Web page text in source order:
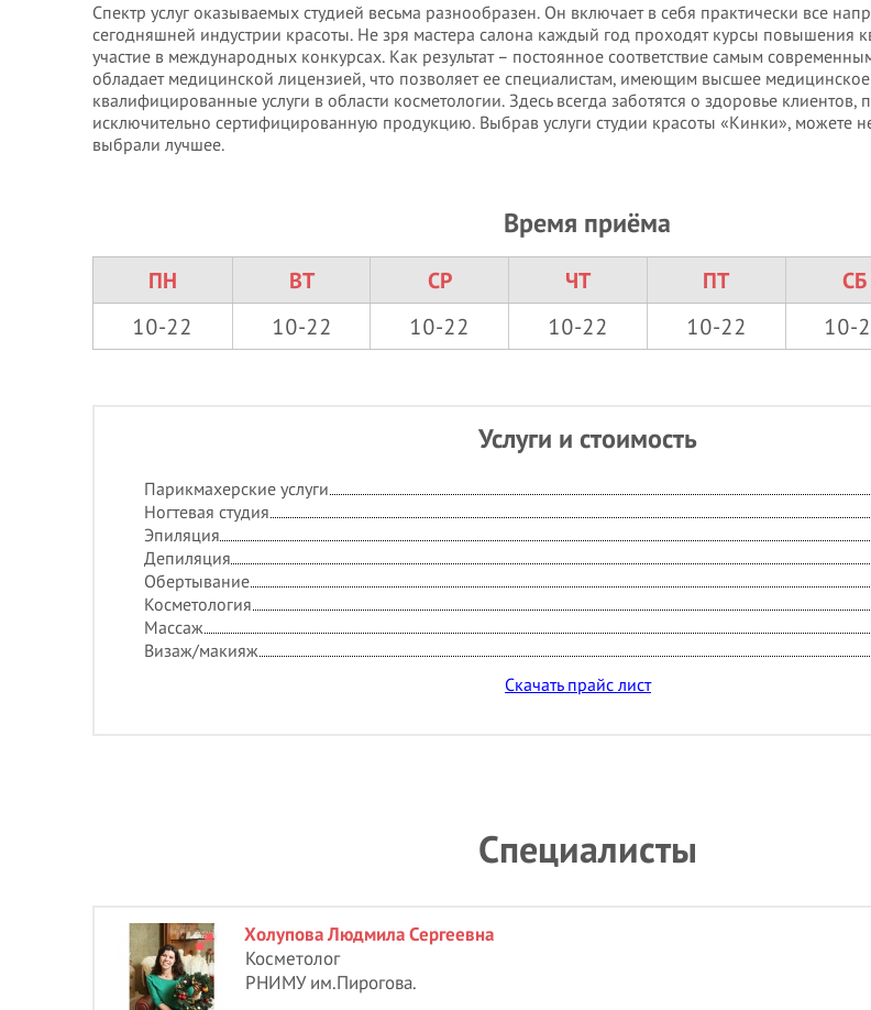
Спектр услуг оказываемых студией весьма разнообразен. Он включает в себя практически все
сегодняшней индустрии красоты. Не зря мастера салона каждый год проходят курсы повышения
участие в международных конкурсах. Как результат – постоянное соответствие самым
обладает медицинской лицензией, что позволяет ее специалистам, имеющим высшее
квалифицированные услуги в области косметологии. Здесь всегда заботятся о здоровье клиентов,
исключительно сертифицированную продукцию. Выбрав услуги студии красоты «Кинки», можете
выбрали лучшее.
Время приёма
ПН ВТ СР ЧТ ПТ СБ
10-22
10-22 10-22 10-22 10-22 10-
Услуги и стоимость
Парикмахерские услуги
Ногтевая студия
Эпиляция
Депиляция
Обертывание
Косметология
Массаж
Визаж/макияж
Скачать прайс лист
Специалисты
Холупова Людмила Сергеевна
Косметолог
РНИМУ им.Пирогова.